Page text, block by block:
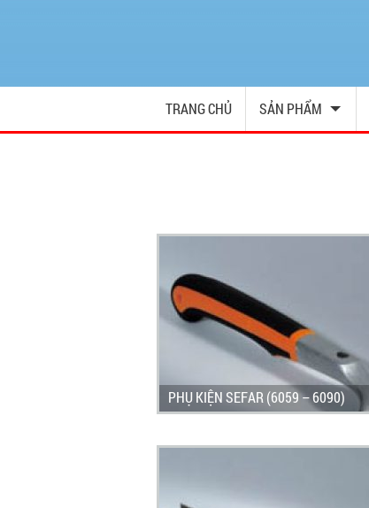
TRANG CHỦ SẢN PHẨM
PHỤ KIỆN SEFAR (6059 – 6090)